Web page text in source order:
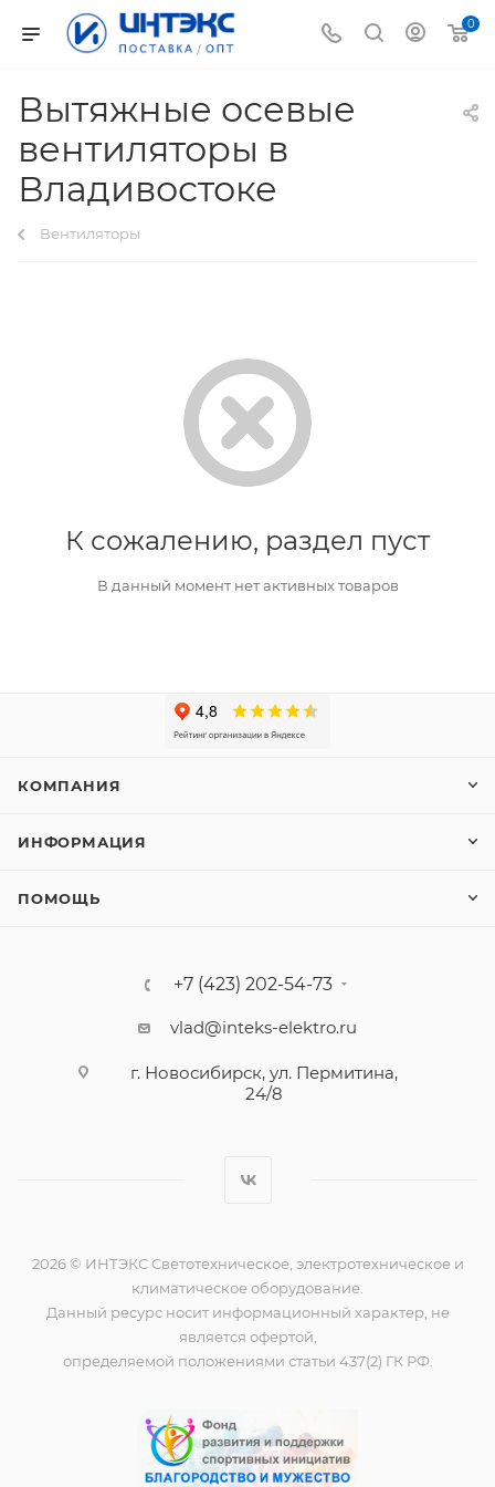
0
Вытяжные осевые
вентиляторы в
Владивостоке
Вентиляторы
К сожалению, раздел пуст
В данный момент нет активных товаров
КОМПАНИЯ
ИНФОРМАЦИЯ
ПОМОЩЬ
+7 (423) 202-54-73
vlad@inteks-elektro.ru
г. Новосибирск, ул. Пермитина,
24/8
2026 © ИНТЭКС Светотехническое, электротехническое и
климатическое оборудование.
Данный ресурс носит информационный характер, не
является офертой,
определяемой положениями статьи 437(2) ГК РФ.